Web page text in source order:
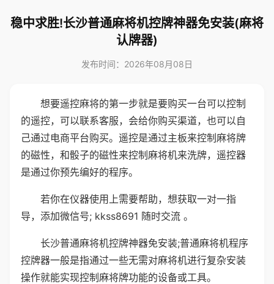
稳中求胜!长沙普通麻将机控牌神器免安装(麻将
认牌器)
发布时间：2026年08月08日
想要遥控麻将的第一步就是要购买一台可以控制
的遥控，可以联系客服，会给你购买渠道，也可以自
己通过电商平台购买。遥控是通过主板来控制麻将牌
的磁性，和骰子的磁性来控制麻将机来洗牌，遥控器
是通过你预先编好的程序。
若你在仪器使用上需要帮助，想获取一对一指
导，添加微信号; kkss8691 随时交流 。
长沙普通麻将机控牌神器免安装;普通麻将机程序
控牌器一般是指通过一些无需对麻将机进行复杂安装
操作就能实现控制麻将牌功能的设备或工具。